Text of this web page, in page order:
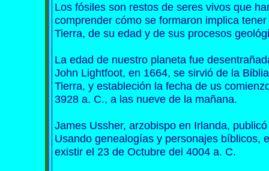
Los fósiles son restos de seres vivos que
comprender cómo se formaron implica
Tierra, de su edad y de sus procesos
La edad de nuestro planeta fue
John Lightfoot, en 1664, se sirvió de la
Tierra, y estableción la fecha de us
3928 a. C., a las nueve de la mañana.
James Ussher, arzobispo en Irlanda,
Usando genealogías y personajes bíblicos,
existir el 23 de Octubre del 4004 a. C.